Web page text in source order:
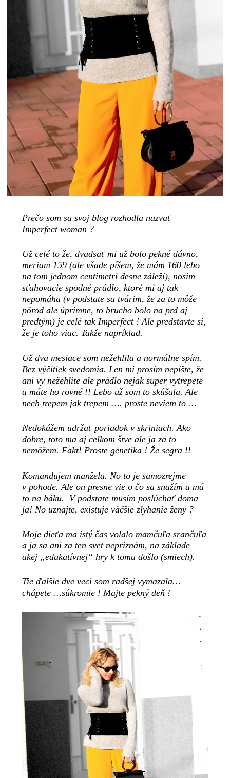
Prečo som sa svoj blog rozhodla nazvať
Imperfect woman ?
Už celé to že, dvadsať mi už bolo pekné dávno,
meriam 159 (ale všade píšem, že mám 160 lebo
na tom jednom centimetri desne záleží), nosím
sťahovacie spodné prádlo, ktoré mi aj tak
nepomáha (v podstate sa tvárim, že za to môže
pôrod ale úprimne, to brucho bolo na prd aj
predtým) je celé tak Imperfect ! Ale predstavte si,
že je toho viac. Takže napríklad.
Už dva mesiace som nežehlila a normálne spím.
Bez výčitiek svedomia. Len mi prosím nepíšte, že
ani vy nežehlíte ale prádlo nejak super vytrepete
a máte ho rovné !! Lebo už som to skúšala. Ale
nech trepem jak trepem …. proste neviem to …
Nedokážem udržať poriadok v skriniach. Ako
dobre, toto ma aj celkom štve ale ja za to
nemôžem. Fakt! Proste genetika ! Že segra !!
Komandujem manžela. No to je samozrejme
v pohode. Ale on presne vie o čo sa snažím a má
to na háku. V podstate musím poslúchať doma
ja! No uznajte, existuje väčšie zlyhanie ženy ?
Moje dieťa ma istý čas volalo mamčuľa srančuľa
a ja sa ani za ten svet nepriznám, na základe
akej „edukatívnej“ hry k tomu došlo (smiech).
Tie ďalšie dve veci som radšej vymazala…
chápete …súkromie ! Majte pekný deň !